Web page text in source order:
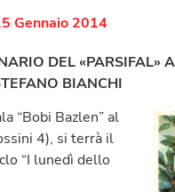
Gennaio 2014
DEL «PARSIFAL»
BIANCHI
“Bobi Bazlen” al
4), si terrà il
“I lunedì dello